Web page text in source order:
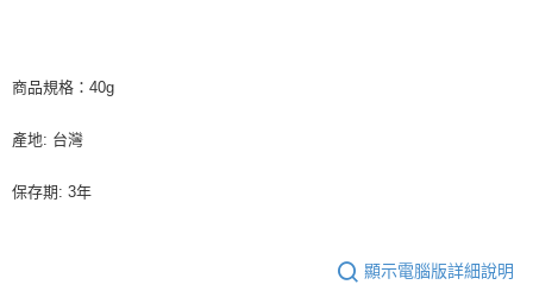
商品規格：40g
產地: 台灣
保存期: 3年
顯示電腦版詳細說明